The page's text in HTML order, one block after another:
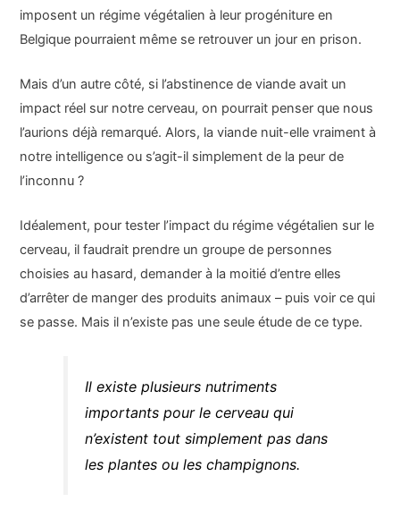
imposent un régime végétalien à leur progéniture en
Belgique pourraient même se retrouver un jour en prison.
Mais d’un autre côté, si l’abstinence de viande avait un
impact réel sur notre cerveau, on pourrait penser que nous
l’aurions déjà remarqué. Alors, la viande nuit-elle vraiment à
notre intelligence ou s’agit-il simplement de la peur de
l’inconnu ?
Idéalement, pour tester l’impact du régime végétalien sur le
cerveau, il faudrait prendre un groupe de personnes
choisies au hasard, demander à la moitié d’entre elles
d’arrêter de manger des produits animaux – puis voir ce qui
se passe. Mais il n’existe pas une seule étude de ce type.
Il existe plusieurs nutriments
importants pour le cerveau qui
n’existent tout simplement pas dans
les plantes ou les champignons.